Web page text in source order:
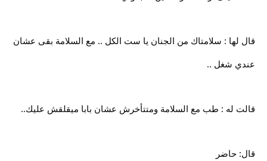
قال لها : سلامتاك من الجنان يا ست الكل .. مع السلامة بقى عشان
عندي شغل ..
قالت له : طب مع السلامة ومتتأخرش عشان بابا ميقلقش عليك..
قال: حاضر